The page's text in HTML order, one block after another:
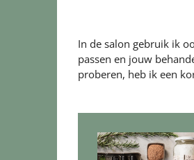
In de salon gebruik ik
passen en jouw
proberen, heb ik een